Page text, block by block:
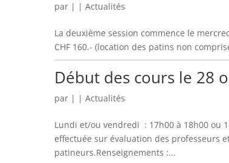
par | | Actualités
La deuxième session commence le
CHF 160.- (location des patins non
Début des cours le 28
par | | Actualités
Lundi et/ou vendredi : 17h00 à 18h00 ou
effectuée sur évaluation des professeurs
patineurs.Renseignements :...